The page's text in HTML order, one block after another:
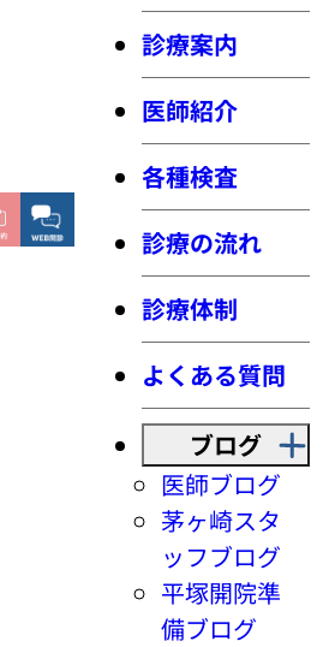
診療案内
医師紹介
各種検査
診療の流れ
診療体制
よくある質問
ブログ
医師ブログ
茅ヶ崎スタ
ッフブログ
平塚開院準
備ブログ